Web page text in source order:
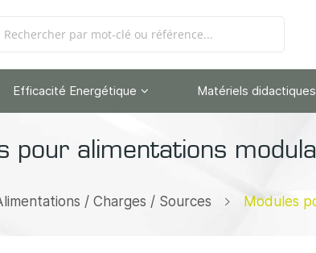
Efficacité Energétique Matériels didactiques
pour alimentations
/ Charges / Sources Modules